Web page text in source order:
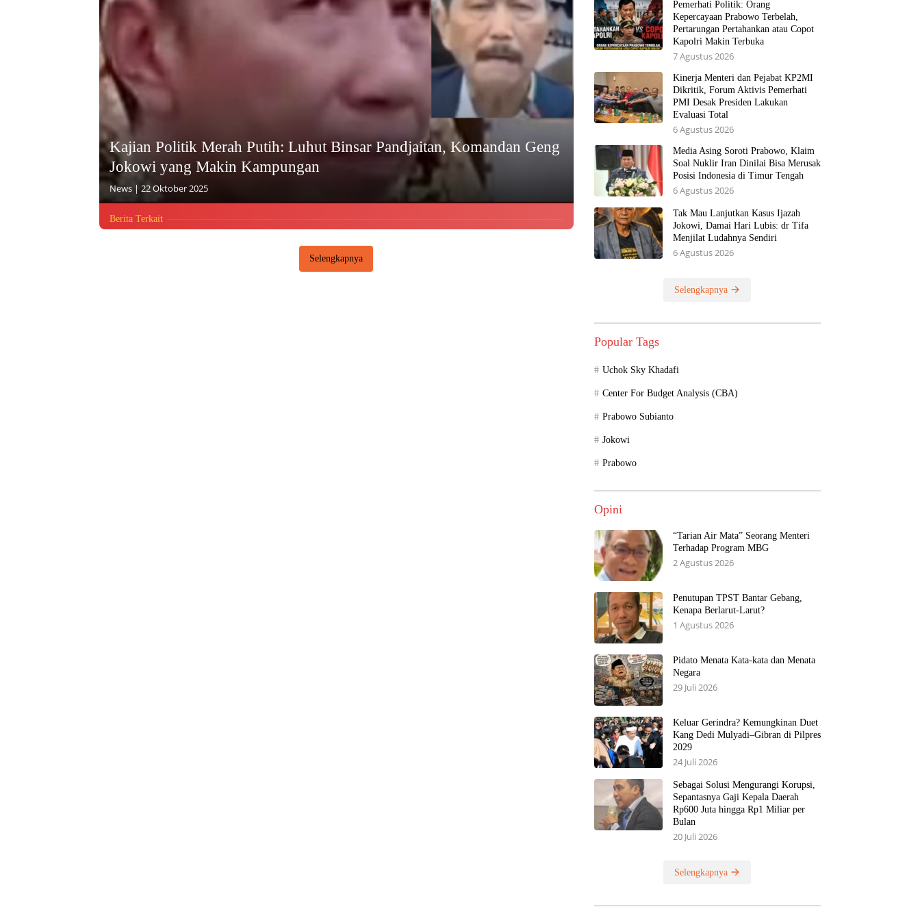
Kajian Politik Merah Putih: Luhut Binsar Pandjaitan, Komandan Geng
Jokowi yang Makin Kampungan
News | 22 Oktober 2025
Berita Terkait
Selengkapnya
Pemerhati Politik: Orang
Kepercayaan Prabowo Terbelah,
Pertarungan Pertahankan atau Copot
Kapolri Makin Terbuka
7 Agustus 2026
Kinerja Menteri dan Pejabat KP2MI
Dikritik, Forum Aktivis Pemerhati
PMI Desak Presiden Lakukan
Evaluasi Total
6 Agustus 2026
Media Asing Soroti Prabowo, Klaim
Soal Nuklir Iran Dinilai Bisa Merusak
Posisi Indonesia di Timur Tengah
6 Agustus 2026
Tak Mau Lanjutkan Kasus Ijazah
Jokowi, Damai Hari Lubis: dr Tifa
Menjilat Ludahnya Sendiri
6 Agustus 2026
Selengkapnya
Popular Tags
Uchok Sky Khadafi
Center For Budget Analysis (CBA)
Prabowo Subianto
Jokowi
Prabowo
Opini
“Tarian Air Mata” Seorang Menteri
Terhadap Program MBG
2 Agustus 2026
Penutupan TPST Bantar Gebang,
Kenapa Berlarut-Larut?
1 Agustus 2026
Pidato Menata Kata-kata dan Menata
Negara
29 Juli 2026
Keluar Gerindra? Kemungkinan Duet
Kang Dedi Mulyadi–Gibran di Pilpres
2029
24 Juli 2026
Sebagai Solusi Mengurangi Korupsi,
Sepantasnya Gaji Kepala Daerah
Rp600 Juta hingga Rp1 Miliar per
Bulan
20 Juli 2026
Selengkapnya